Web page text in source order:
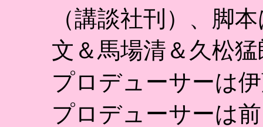
（講談社刊）、脚
文＆馬場清＆久松
プロデューサーは
プロデューサーは